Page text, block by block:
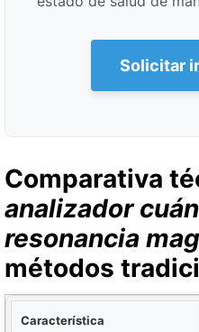
Solicitar
Comparativa
analizador
resonancia
métodos